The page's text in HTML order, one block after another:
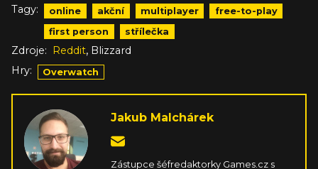
Tagy: online akční multiplayer
free-to-play
first person
střílečka
Zdroje: Reddit, Blizzard
Hry:
Overwatch
Jakub Malchárek
Zástupce šéfredaktorky Games.cz s